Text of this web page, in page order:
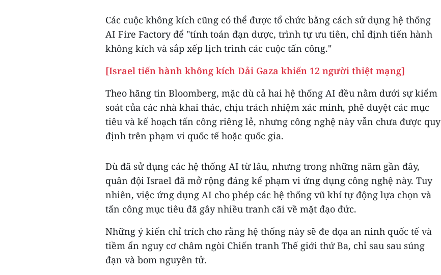
Các cuộc không kích cũng có thể được tổ chức bằng cách sử dụng hệ thống
AI Fire Factory để "tính toán đạn dược, trình tự ưu tiên, chỉ định tiến hành
không kích và sắp xếp lịch trình các cuộc tấn công."
[Israel tiến hành không kích Dải Gaza khiến 12 người thiệt mạng]
Theo hãng tin Bloomberg, mặc dù cả hai hệ thống AI đều nằm dưới sự kiểm
soát của các nhà khai thác, chịu trách nhiệm xác minh, phê duyệt các mục
tiêu và kế hoạch tấn công riêng lẻ, nhưng công nghệ này vẫn chưa được quy
định trên phạm vi quốc tế hoặc quốc gia.
Dù đã sử dụng các hệ thống AI từ lâu, nhưng trong những năm gần đây,
quân đội Israel đã mở rộng đáng kể phạm vi ứng dụng công nghệ này. Tuy
nhiên, việc ứng dụng AI cho phép các hệ thống vũ khí tự động lựa chọn và
tấn công mục tiêu đã gây nhiều tranh cãi về mặt đạo đức.
Những ý kiến chỉ trích cho rằng hệ thống này sẽ đe dọa an ninh quốc tế và
tiềm ẩn nguy cơ châm ngòi Chiến tranh Thế giới thứ Ba, chỉ sau sau súng
đạn và bom nguyên tử.